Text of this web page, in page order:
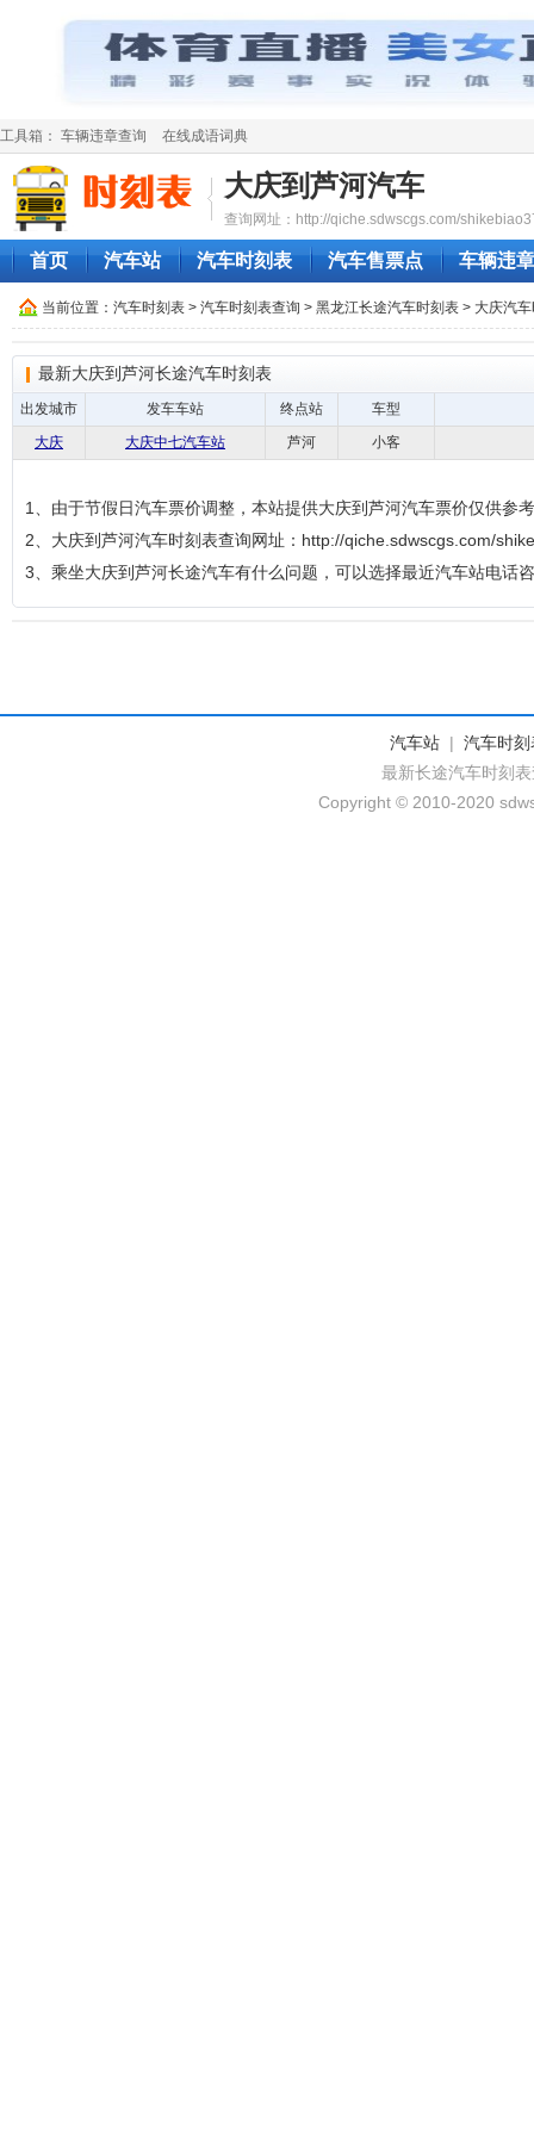
工具箱： 车辆违章查询 在线成语词典
大庆到芦河汽车
查询网址：http://qiche.sdwscgs.com/
首页 汽车站 汽车时刻表 汽车售票点 车辆违
当前位置： 汽车时刻表 > 汽车时刻表查询 > 黑龙江长途汽车时刻表 > 大庆汽
最新大庆到芦河长途汽车时刻表
出发城市 发车车站 终点站
车型
大庆
大庆中七汽车站 芦河 小客
1、由于节假日汽车票价调整，本站提供大庆到芦河汽车票价仅供参
2、大庆到芦河汽车时刻表查询网址：http://qiche.sdwscgs.com/
3、乘坐大庆到芦河长途汽车有什么问题，可以选择最近汽车站电话
汽车站 | 汽车时刻
最新长途汽车时刻
Copyright © 2010-2020